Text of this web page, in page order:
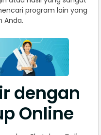
program lain yang
Anda.
dengan
Online